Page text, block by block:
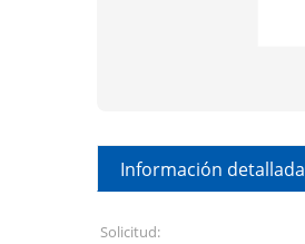
Información detallada
Solicitud: